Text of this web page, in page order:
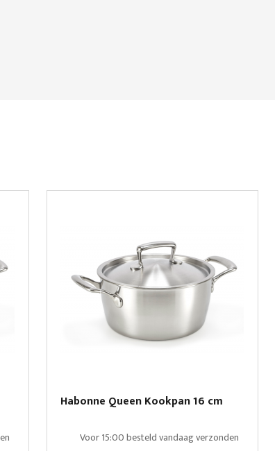
Habonne Queen Kookpan 16 cm
Voor 15:00 besteld vandaag verzonden